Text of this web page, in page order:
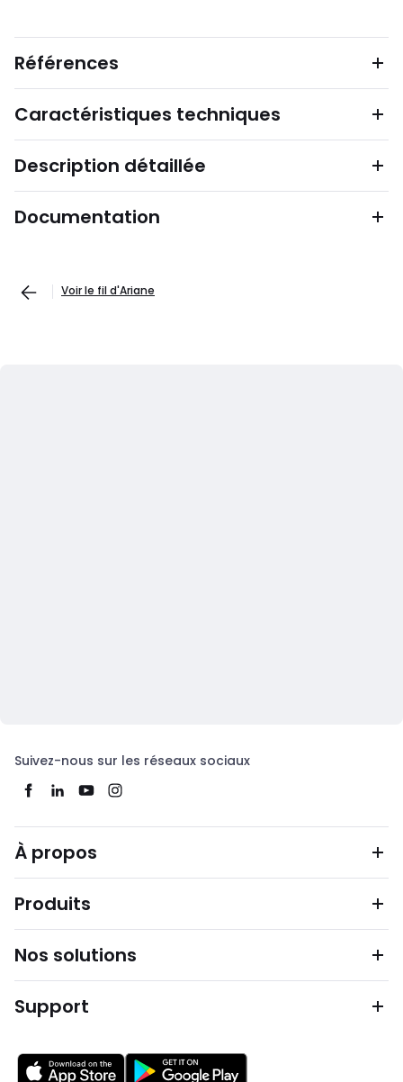
Références
Caractéristiques techniques
Description détaillée
Documentation
Voir le fil d'Ariane
Suivez-nous sur les réseaux sociaux
À propos
Produits
Nos solutions
Support